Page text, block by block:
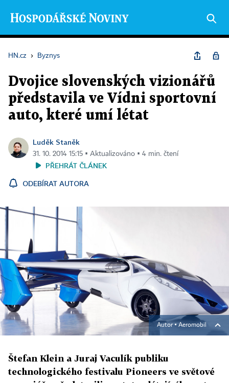
HN.cz › Byznys
Dvojice slovenských vizionářů
představila ve Vídni sportovní
auto, které umí létat
Luděk Staněk
31. 10. 2014 15:15 ▪ Aktualizováno ▪ 4 min. čtení
PŘEHRÁT ČLÁNEK
ODEBÍRAT AUTORA
Autor ▪ Aeromobil
Štefan Klein a Juraj Vaculík publiku
technologického festivalu Pioneers ve světové